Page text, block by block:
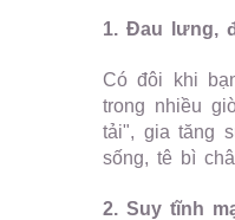
1. Đau lưng,
Có đôi khi
trong nhiều
tải", gia tăng
sống, tê bì
2. Suy tĩnh